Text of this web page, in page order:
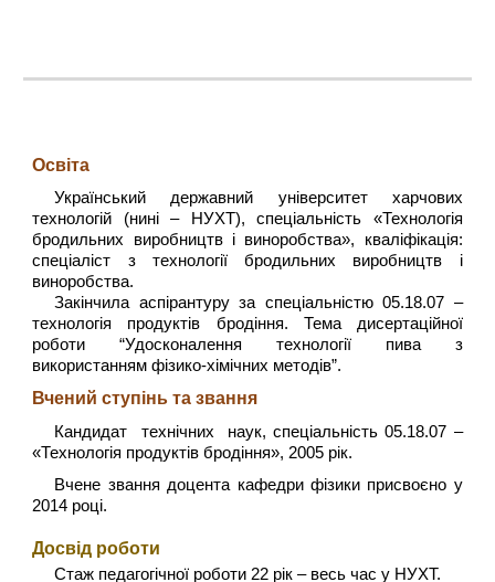
Освіта
Український державний університет харчових
технологій (нині – НУХТ), спеціальність «Технологія
бродильних виробництв і виноробства», кваліфікація:
спеціаліст з технології бродильних виробництв і
виноробства.
Закінчила аспірантуру за спеціальністю 05.18.07 –
технологія продуктів бродіння. Тема дисертаційної
роботи “Удосконалення технології пива з
використанням фізико-хімічних методів”.
Вчений ступінь та звання
Кандидат технічних наук, спеціальність 05.18.07 –
«Технологія продуктів бродіння», 2005 рік.
Вчене звання доцента кафедри фізики присвоєно у
2014 році.
Досвід роботи
Стаж педагогічної роботи 22 рік – весь час у НУХТ.